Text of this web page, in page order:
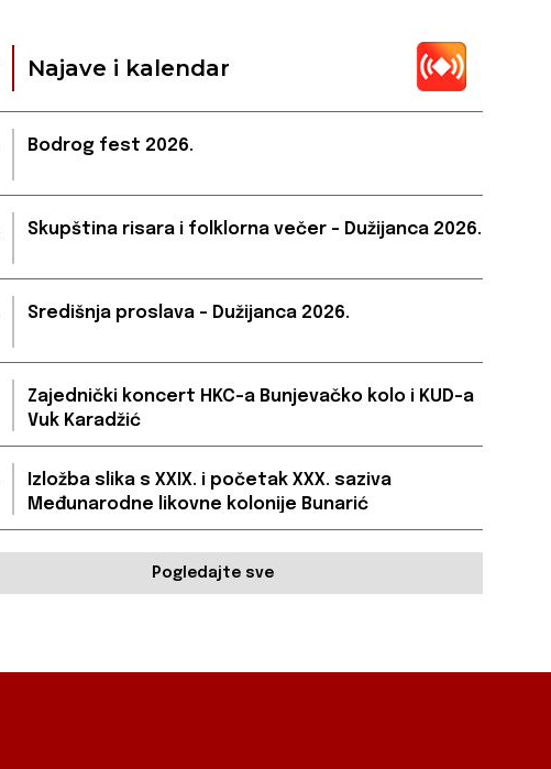
Najave i kalendar
Bodrog fest 2026.
Skupština risara i folklorna večer – Dužijanca 2026.
Središnja proslava – Dužijanca 2026.
Zajednički koncert HKC-a Bunjevačko kolo i KUD-a
Vuk Karadžić
Izložba slika s XXIX. i početak XXX. saziva
Međunarodne likovne kolonije Bunarić
Pogledajte sve